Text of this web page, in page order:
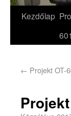
Kezdőlap
601
← Projekt OT-